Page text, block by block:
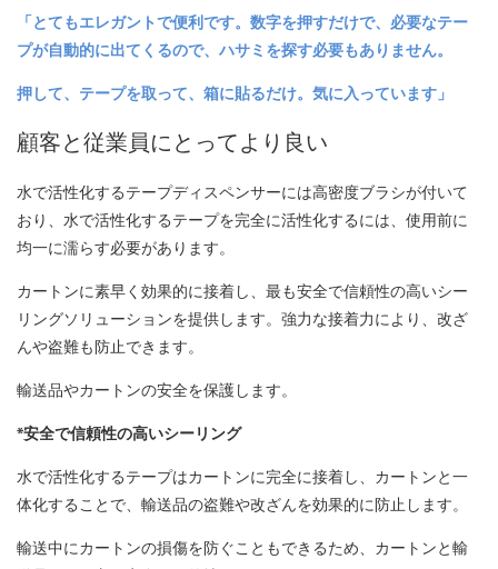
「とてもエレガントで便利です。数字を押すだけで、必要なテー
プが自動的に出てくるので、ハサミを探す必要もありません。
押して、テープを取って、箱に貼るだけ。気に入っています」
顧客と従業員にとってより良い
水で活性化するテープディスペンサーには高密度ブラシが付いて
おり、水で活性化するテープを完全に活性化するには、使用前に
均一に濡らす必要があります。
カートンに素早く効果的に接着し、最も安全で信頼性の高いシー
リングソリューションを提供します。強力な接着力により、改ざ
んや盗難も防止できます。
輸送品やカートンの安全を保護します。
*安全で信頼性の高いシーリング
水で活性化するテープはカートンに完全に接着し、カートンと一
体化することで、輸送品の盗難や改ざんを効果的に防止します。
輸送中にカートンの損傷を防ぐこともできるため、カートンと輸